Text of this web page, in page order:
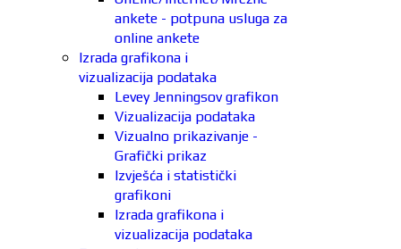
ankete - potpuna usluga za
online ankete
Izrada grafikona i
vizualizacija podataka
Levey Jenningsov grafikon
Vizualizacija podataka
Vizualno prikazivanje -
Grafički prikaz
Izvješća i statistički
grafikoni
Izrada grafikona i
vizualizacija podataka